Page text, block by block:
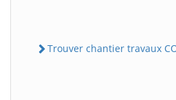
Trouver chantier travaux